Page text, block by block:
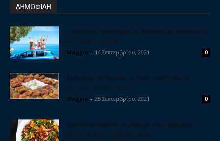
ΔΗΜΟΦΙΛΗ
5 υπέροχοι προορισμοί για διακοπές με αυτοκίνητο
κοντά στην Αθήνα
Maggie - 14 Σεπτεμβρίου, 2021 0
Μπιφτέκια λαχανικών, η θεϊκή γεύση που θα
ξετρελλάνει τα παιδιά
Maggie - 25 Σεπτεμβρίου, 2021 0
Χριστουγεννιάτικη σαλάτα με ρόδι, γραβιέρα,
καρύδια, μπαλσάμικο και μέλι